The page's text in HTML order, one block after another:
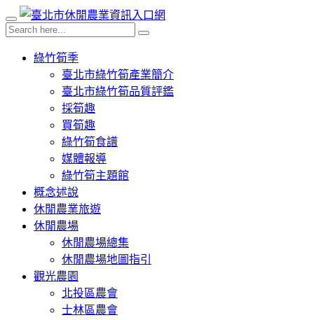
綠竹筍季
臺北市綠竹筍產業簡介
臺北市綠竹筍品質評鑑
採筍趣
買筍趣
綠竹筍食譜
媒體報導
綠竹筍主題館
概念述說
休閒農業旅遊
休閒農場
休閒農場總集
休閒農場地圖指引
觀光農園
北投區農會
士林區農會